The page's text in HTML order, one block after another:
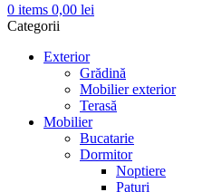
0 items 0,00 lei
Categorii
Exterior
Grădină
Mobilier exterior
Terasă
Mobilier
Bucatarie
Dormitor
Noptiere
Paturi